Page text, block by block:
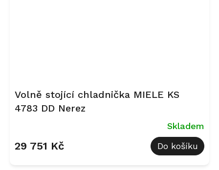
Volně stojící chladnička MIELE KS
4783 DD Nerez
Skladem
29 751 Kč Do košíku